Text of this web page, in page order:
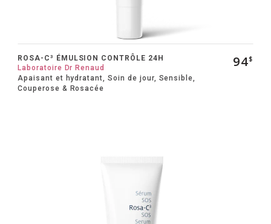
ROSA-C³ ÉMULSION CONTRÔLE 24H
Laboratoire Dr Renaud
Apaisant et hydratant, Soin de jour, Sensible,
Couperose & Rosacée
94$